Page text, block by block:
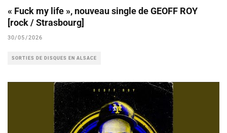
« Fuck my life », nouveau single de GEOFF ROY
[rock / Strasbourg]
30/05/2026
SORTIES DE DISQUES EN ALSACE